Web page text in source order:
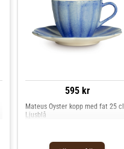
595 kr
Mateus Oyster kopp med fat 25 cl
Ljusblå